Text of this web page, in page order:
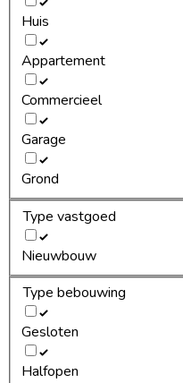
Huis
Appartement
Commercieel
Garage
Grond
Type vastgoed
Nieuwbouw
Type bebouwing
Gesloten
Halfopen